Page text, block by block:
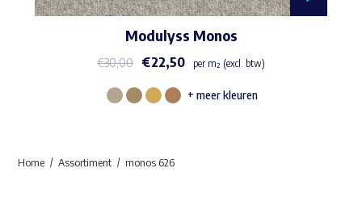
Modulyss Monos
€30,00 €22,50 per m² (excl. btw)
Dit
+ meer kleuren
Home Assortiment monos 626